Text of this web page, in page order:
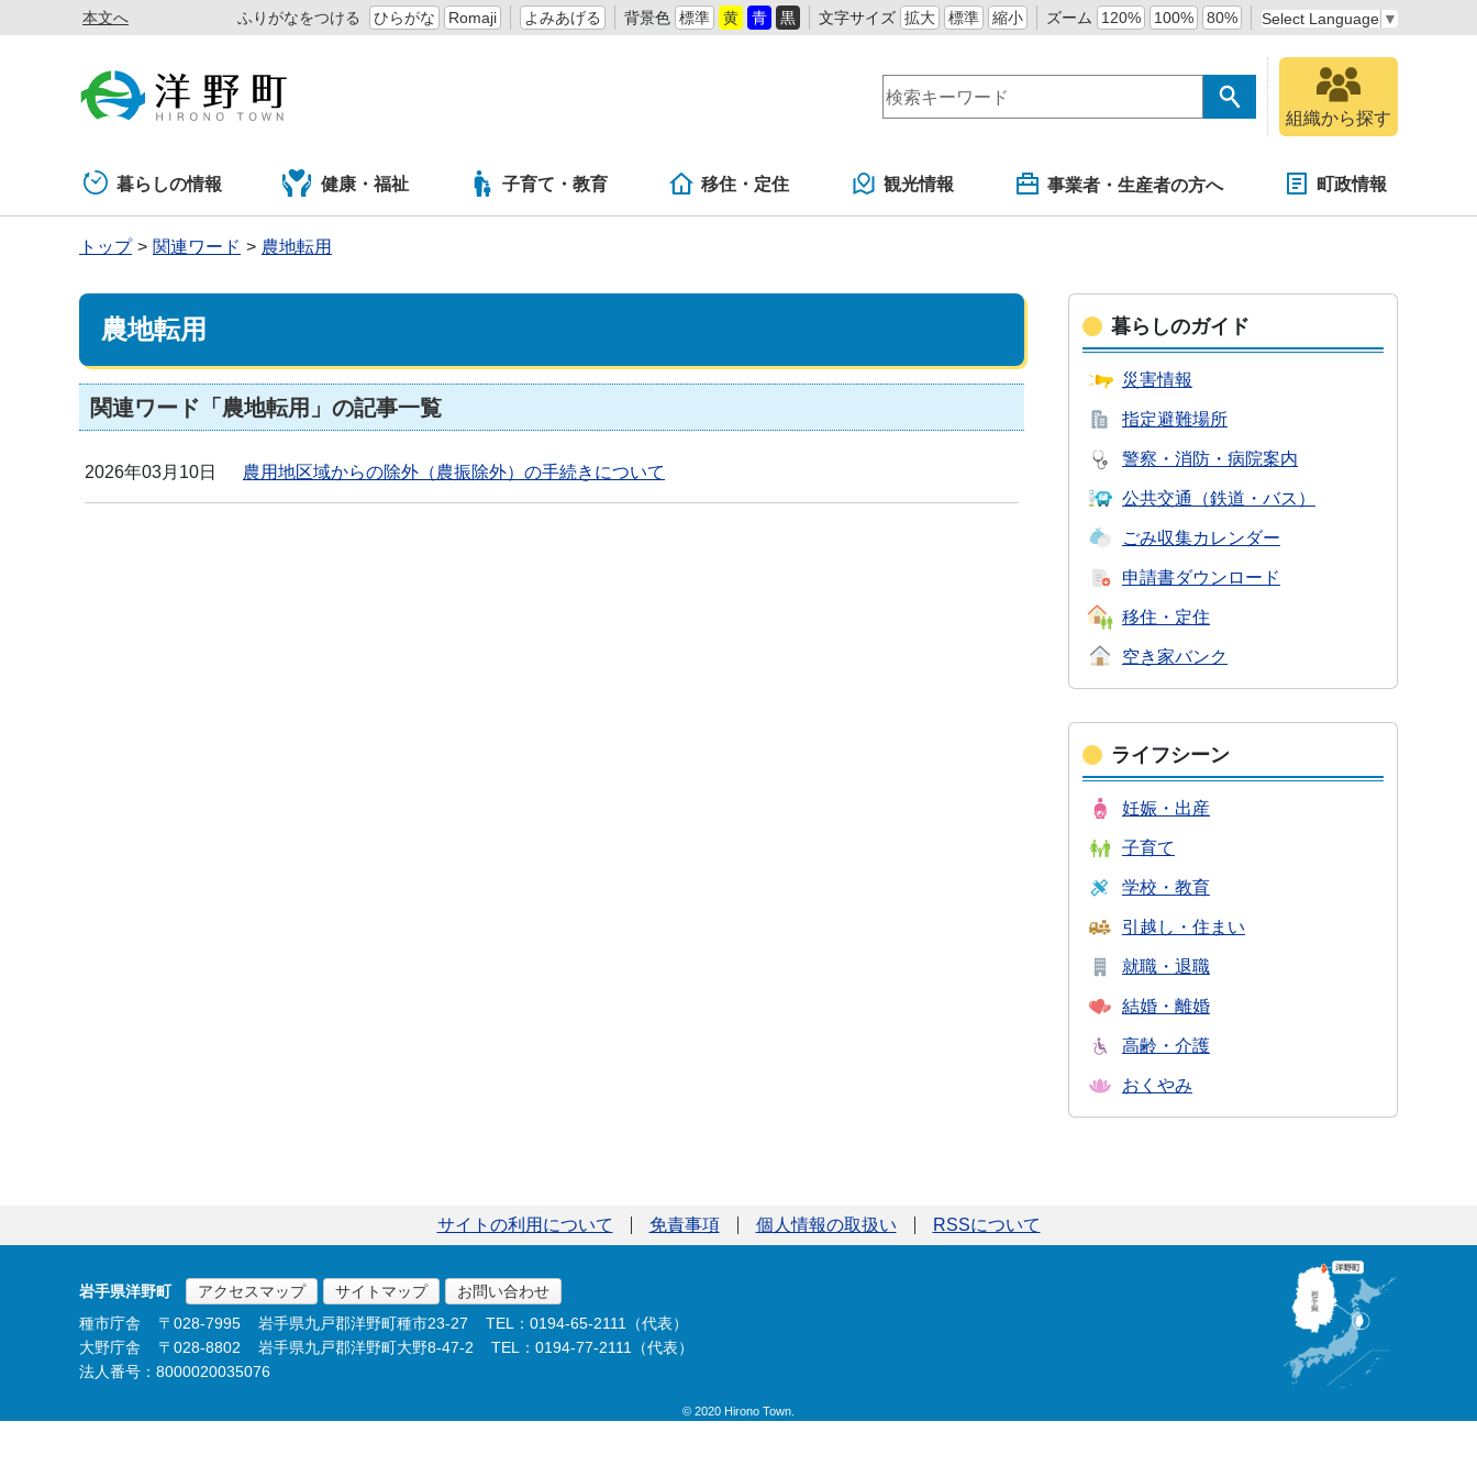
本文へ ふりがなをつける ひらがな Romaji よみあげる 背景色 標準 黄 青 黒 文字サイズ 拡大 標準 縮小 ズーム 120% 100% 80% Select Language ▼
組織から探す
暮らしの情報 健康・福祉 子育て・教育 移住・定住 観光情報 事業者・生産者の方へ 町政情報
トップ 関連ワード 農地転用
農地転用
関連ワード「農地転用」の記事一覧
2026年03月10日 農用地区域からの除外（農振除外）の手続きについて
暮らしのガイド
災害情報
指定避難場所
警察・消防・ 病院案内
公共交通 （鉄道・バス）
ごみ収集カレンダー
申請書ダウンロード
移住・定住
空き家バンク
ライフシーン
妊娠・出産
子育て
学校・教育
引越し・住まい
就職・退職
結婚・離婚
高齢・介護
おくやみ
サイトの利用について 免責事項 個人情報の取扱い RSSについて
岩手県洋野町 アクセスマップ サイトマップ
お問い合わせ
種市庁舎
〒028-7995 岩手県九戸郡洋野町種市23-27
TEL：0194-65-2111（代表）
大野庁舎
〒028-8802 岩手県九戸郡洋野町大野8-47-2
TEL：0194-77-2111（代表）
法人番号：8000020035076
© 2020 Hirono Town.